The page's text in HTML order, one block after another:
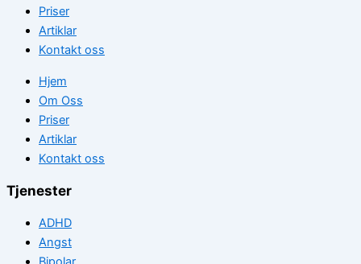
Priser
Artiklar
Kontakt oss
Hjem
Om Oss
Priser
Artiklar
Kontakt oss
Tjenester
ADHD
Angst